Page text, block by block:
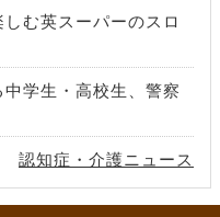
む英スーパーのスロ
学生・高校生、警察
認知症・介護ニュース